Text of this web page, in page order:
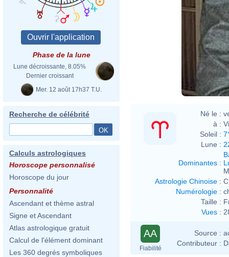
Phase de la lune
Lune décroissante, 8.05%
Dernier croissant
Mer. 12 août 17h37 T.U.
Recherche de célébrité
Calculs astrologiques
Horoscope personnalisé
Horoscope du jour
Personnalité
Ascendant et thème astral
Signe et Ascendant
Atlas astrologique gratuit
Calcul de l'élément dominant
Les 360 degrés symboliques
Né le :
à :
Soleil :
Lune :
Dominantes :
Astrologie Chinoise :
Numérologie :
Taille :
Vues :
AA
Fiabilité
Source :
Contributeur :